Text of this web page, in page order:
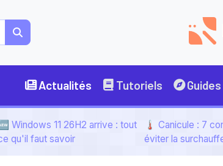
Actualités Tutoriels Guides
Windows 11 26H2 arrive : tout
qu'il faut savoir
🌡️ Canicule : 7
éviter la